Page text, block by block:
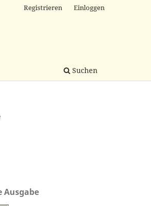
Suchen
Registrieren Einloggen
Ausgabe